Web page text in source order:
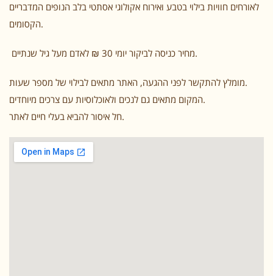
לאורחים חוויות בילוי בטבע ואירוח אקולוגי אסתטי בלב הנופים המדבריים
הקסומים.
מחיר כניסה לביקור יומי 30 ₪ לאדם מעל גיל שנתיים.
מומלץ להתקשר לפני ההגעה, האתר מתאים לבילוי של מספר שעות.
המקום מתאים גם לנכים ולאוכלוסיות עם צרכים מיוחדים.
חל איסור להביא בעלי חיים לאתר.